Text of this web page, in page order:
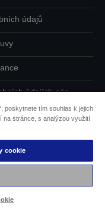
údajů
údajích nás
Epson
Epson
poskytnete tím souhlas k jejich
na stránce, s analýzou využití
cookie